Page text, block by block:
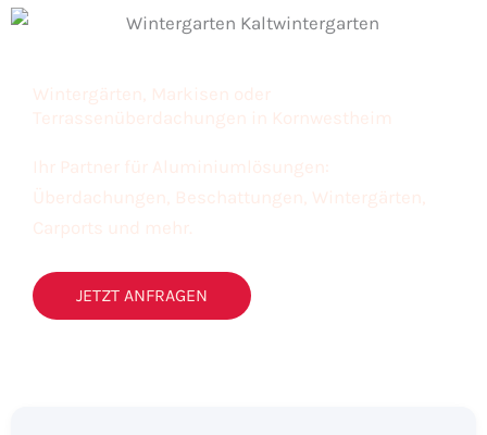
Wintergärten, Markisen oder
Terrassenüberdachungen in Kornwestheim
Ihr Partner für Aluminiumlösungen:
Überdachungen, Beschattungen, Wintergärten,
Carports und mehr.
JETZT ANFRAGEN